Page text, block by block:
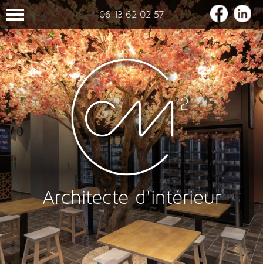
06 13 62 02 57
Architecte d'intérieur